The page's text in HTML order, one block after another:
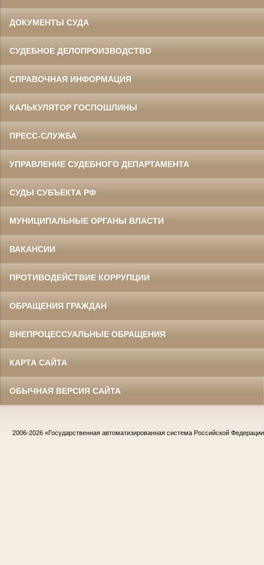
ДОКУМЕНТЫ СУДА
СУДЕБНОЕ ДЕЛОПРОИЗВОДСТВО
СПРАВОЧНАЯ ИНФОРМАЦИЯ
КАЛЬКУЛЯТОР ГОСПОШЛИНЫ
ПРЕСС-СЛУЖБА
УПРАВЛЕНИЕ СУДЕБНОГО ДЕПАРТАМЕНТА
СУДЫ СУБЪЕКТА РФ
МУНИЦИПАЛЬНЫЕ ОРГАНЫ ВЛАСТИ
ВАКАНСИИ
ПРОТИВОДЕЙСТВИЕ КОРРУПЦИИ
ОБРАЩЕНИЯ ГРАЖДАН
ВНЕПРОЦЕССУАЛЬНЫЕ ОБРАЩЕНИЯ
КАРТА САЙТА
ОБЫЧНАЯ ВЕРСИЯ САЙТА
2006-2026 «Государственная автоматизированная система Российской